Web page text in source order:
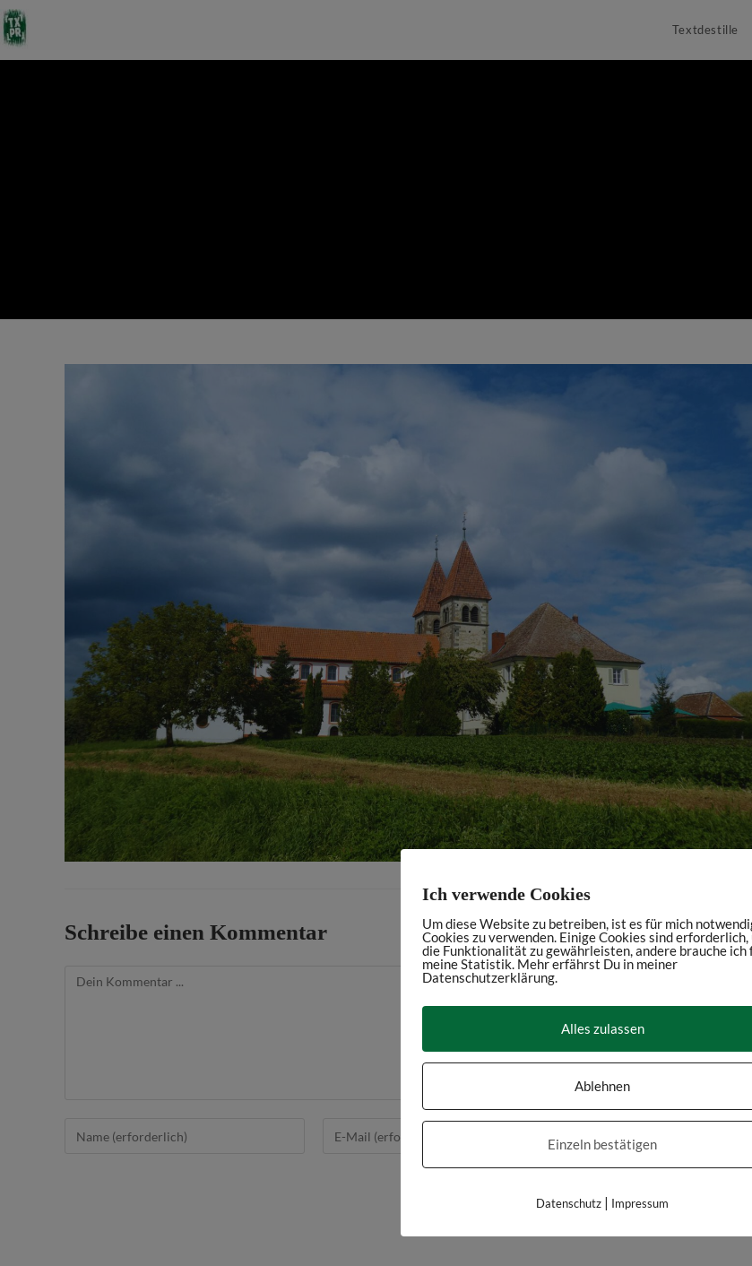
Textdestille
Schreibe einen Kommentar
Ich verwende Cookies
Um diese Website zu betreiben, ist es für mich
Cookies zu verwenden. Einige Cookies sind erforderlich,
die Funktionalität zu gewährleisten, andere brauche ich
meine Statistik. Mehr erfährst Du in meiner
Datenschutzerklärung.
Alles zulassen
Ablehnen
Einzeln bestätigen
Datenschutz | Impressum